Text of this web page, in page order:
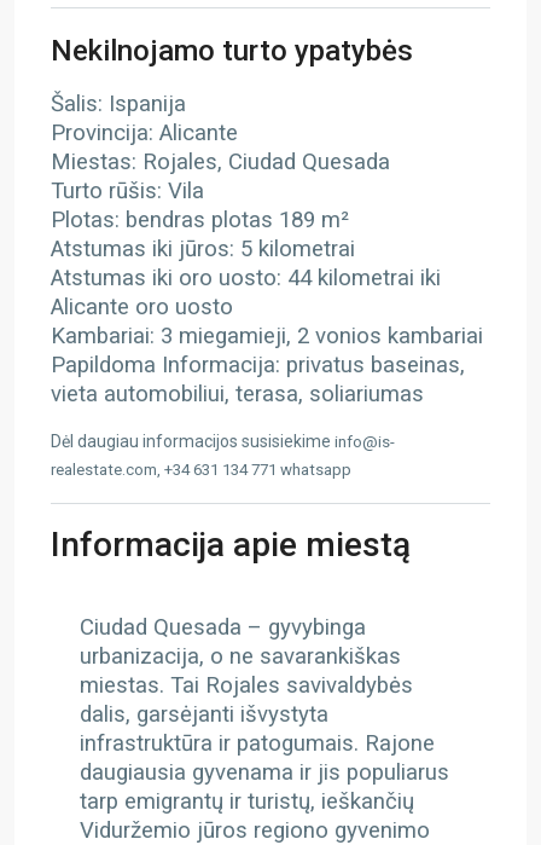
Nekilnojamo turto ypatybės
Šalis: Ispanija
Provincija: Alicante
Miestas: Rojales, Ciudad Quesada
Turto rūšis: Vila
Plotas: bendras plotas 189 m²
Atstumas iki jūros: 5 kilometrai
Atstumas iki oro uosto: 44 kilometrai iki
Alicante oro uosto
Kambariai: 3 miegamieji, 2 vonios kambariai
Papildoma Informacija: privatus baseinas,
vieta automobiliui, terasa, soliariumas
Dėl daugiau informacijos susisiekime info@is-
realestate.com, +34 631 134 771 whatsapp
Informacija apie miestą
Ciudad Quesada – gyvybinga
urbanizacija, o ne savarankiškas
miestas. Tai Rojales savivaldybės
dalis, garsėjanti išvystyta
infrastruktūra ir patogumais. Rajone
daugiausia gyvenama ir jis populiarus
tarp emigrantų ir turistų, ieškančių
Viduržemio jūros regiono gyvenimo